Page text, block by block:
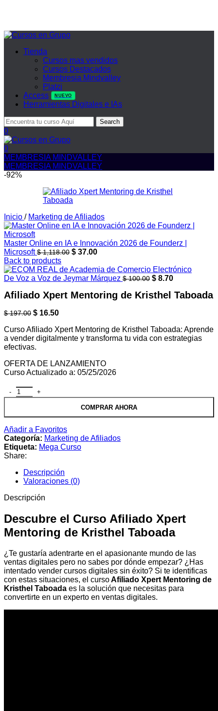
Tienda
Cursos mas vendidos
Cursos Destacados
Membresia Mindvalley
Platzi
Access
NUEVO
Herramientas Digitales e IAs
Search
0
0
MEMBRESIA MINDVALLEY
MEMBRESIA MINDVALLEY
-92%
Inicio / Marketing de Afiliados
Master Online en IA e Innovación 2026 de Founderz |
Microsoft$1,118.00 $ 37.00
Back to products
De Voz a Voz de Jeymar Márquez $100.00 $ 8.70
Afiliado Xpert Mentoring de Kristhel Taboada
$197.00 $ 16.50
Curso Afiliado Xpert Mentoring de Kristhel Taboada: Aprende
a vender digitalmente y transforma tu vida con estrategias
efectivas.
OFERTA DE LANZAMIENTO
Curso Actualizado a: 05/25/2026
COMPRAR AHORA
Añadir a Favoritos
Categoría: Marketing de Afiliados
Etiqueta: Mega Curso
Share:
Descripción
Valoraciones (0)
Descripción
Descubre el Curso Afiliado Xpert
Mentoring de Kristhel Taboada
¿Te gustaría adentrarte en el apasionante mundo de las
ventas digitales pero no sabes por dónde empezar? ¿Has
intentado vender cursos digitales sin éxito? Si te identificas
con estas situaciones, el cursoAfiliado Xpert Mentoring de
Kristhel Taboada es la solución que necesitas para
convertirte en un experto en ventas digitales.